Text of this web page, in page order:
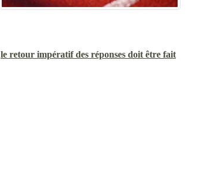
le retour impératif des réponses doit être fait